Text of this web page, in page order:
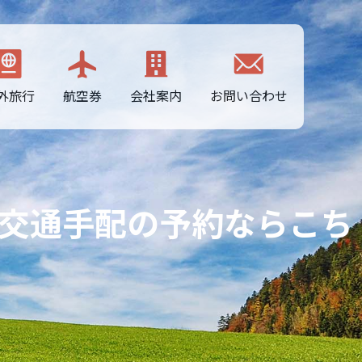
通手配の予約ならこち
旅行 航空券 会社案内 お問い合わせ